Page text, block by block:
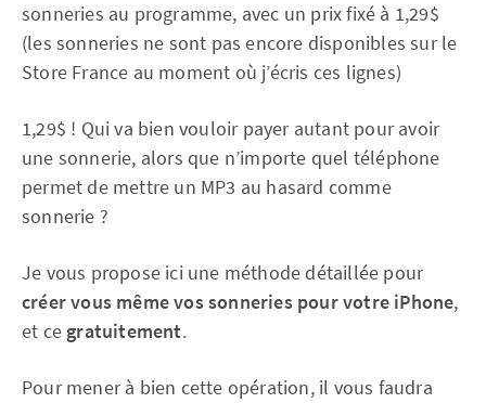
sonneries au programme, avec un prix fixé à 1,29$
(les sonneries ne sont pas encore disponibles sur le
Store France au moment où j’écris ces lignes)
1,29$ ! Qui va bien vouloir payer autant pour avoir
une sonnerie, alors que n’importe quel téléphone
permet de mettre un MP3 au hasard comme
sonnerie ?
Je vous propose ici une méthode détaillée pour
créer vous même vos sonneries pour votre iPhone,
et ce gratuitement.
Pour mener à bien cette opération, il vous faudra